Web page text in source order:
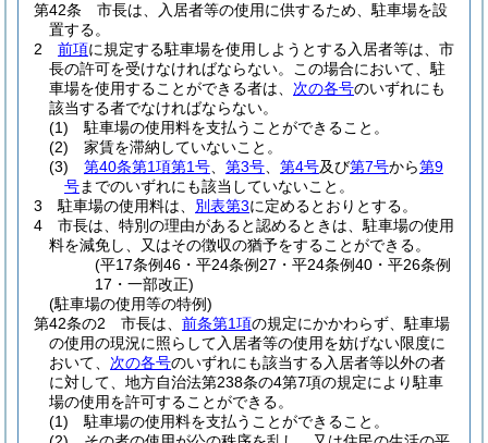
第42条
市長は、入居者等の使用に供するため、駐車場を設
置する。
2
前項に規定する駐車場を使用しようとする入居者等は、市
長の許可を受けなければならない。
この場合において、駐
車場を使用することができる者は、 次の各号のいずれにも
該当する者でなければならない。
(1)
駐車場の使用料を支払うことができること。
(2)
家賃を滞納していないこと。
(3)
第40条第1項第1号 第3号 第4号及び第7号から第9
号までのいずれにも該当していないこと。
3
駐車場の使用料は、 別表第3に定めるとおりとする。
4
市長は、特別の理由があると認めるときは、駐車場の使用
料を減免し、又はその徴収の猶予をすることができる。
(平17条例46・平24条例27・平24条例40・平26条例
17・一部改正)
(駐車場の使用等の特例)
第42条の2
市長は、 前条第1項の規定にかかわらず、駐車場
の使用の現況に照らして入居者等の使用を妨げない限度に
おいて、 次の各号のいずれにも該当する入居者等以外の者
に対して、地方自治法第238条の4第7項の規定により駐車
場の使用を許可することができる。
(1)
駐車場の使用料を支払うことができること。